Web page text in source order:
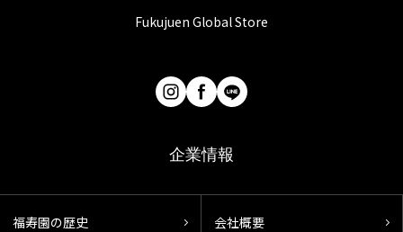
Fukujuen Global Store
企業情報
福寿園の歴史 会社概要